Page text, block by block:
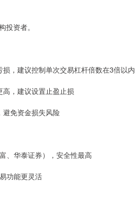
投资者。
，建议控制单次交易杠杆倍数在3倍以内
，建议设置止盈止损
避免资金损失风险
、华泰证券），安全性最高
功能更灵活